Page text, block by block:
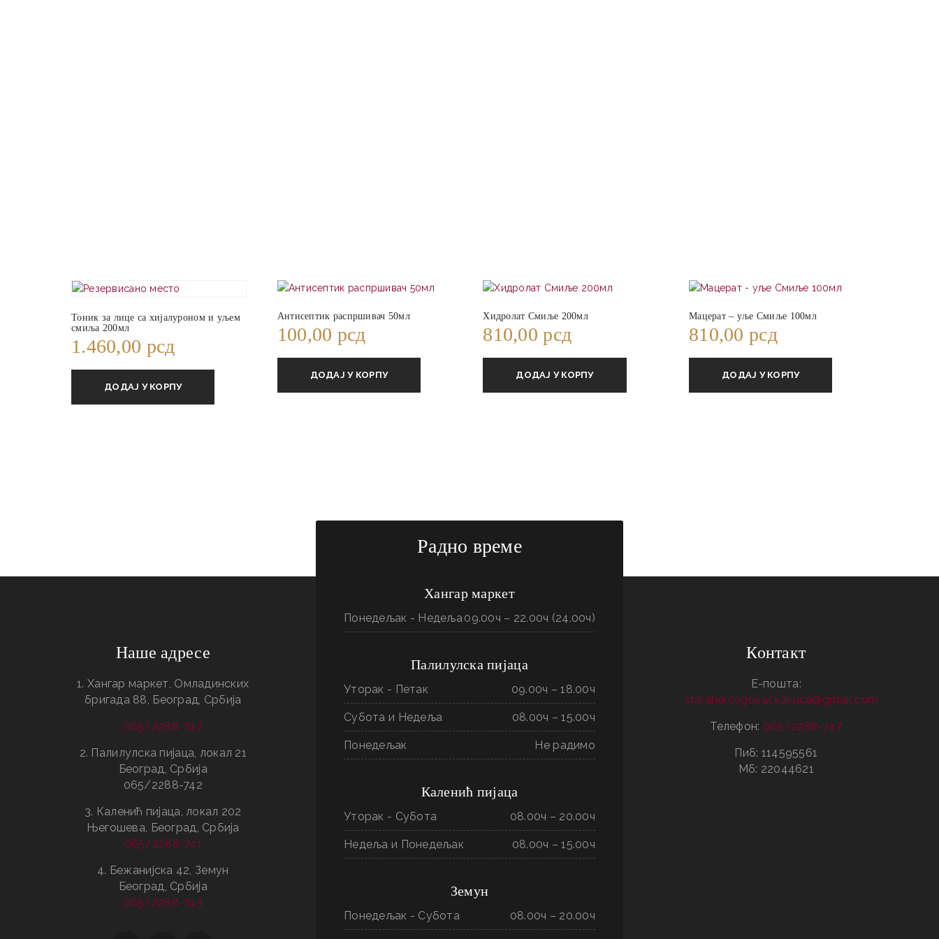
Тоник за лице са хијалуроном и уљем
смиља 200мл
1.460,00 рсд
ДОДАЈ У КОРПУ
Антисептик распршивач 50мл
100,00 рсд
ДОДАЈ У КОРПУ
Хидролат Смиље 200мл
810,00рсд
ДОДАЈ У КОРПУ
Мацерат – уље Смиље 100мл
810,00 рсд
ДОДАЈ У КОРПУ
Наше адресе
1. Хангар маркет, Омладинских
бригада 88, Београд, Србија
065/2288-747
2. Палилулска пијаца, локал 21
Београд, Србија
065/2288-742
3. Каленић пијаца, локал 202
Његошева, Београд, Србија
065/2288-741
4. Бежанијска 42, Земун
Београд, Србија
065/2288-743
Радно време
Хангар маркет
Понедељак - Недеља09.00ч – 22.00ч (24.00ч)
Палилулска пијаца
Уторак - Петак 09.00ч – 18.00ч
Субота и Недеља 08.00ч – 15.00ч
Понедељак Не радимо
Каленић пијаца
Уторак - Субота 08.00ч – 20.00ч
Недеља и Понедељак 08.00ч – 15.00ч
Земун
Понедељак - Субота 08.00ч – 20.00ч
Контакт
Е-пошта:
starahercegovackakuca@gmail.com
Телефон: 065/2288-747
Пиб: 114595561
Мб: 22044621